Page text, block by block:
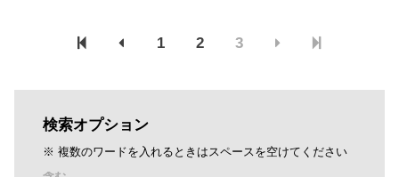
1 2 3
検索オプション
※ 複数のワードを入れるときはスペースを空けてください